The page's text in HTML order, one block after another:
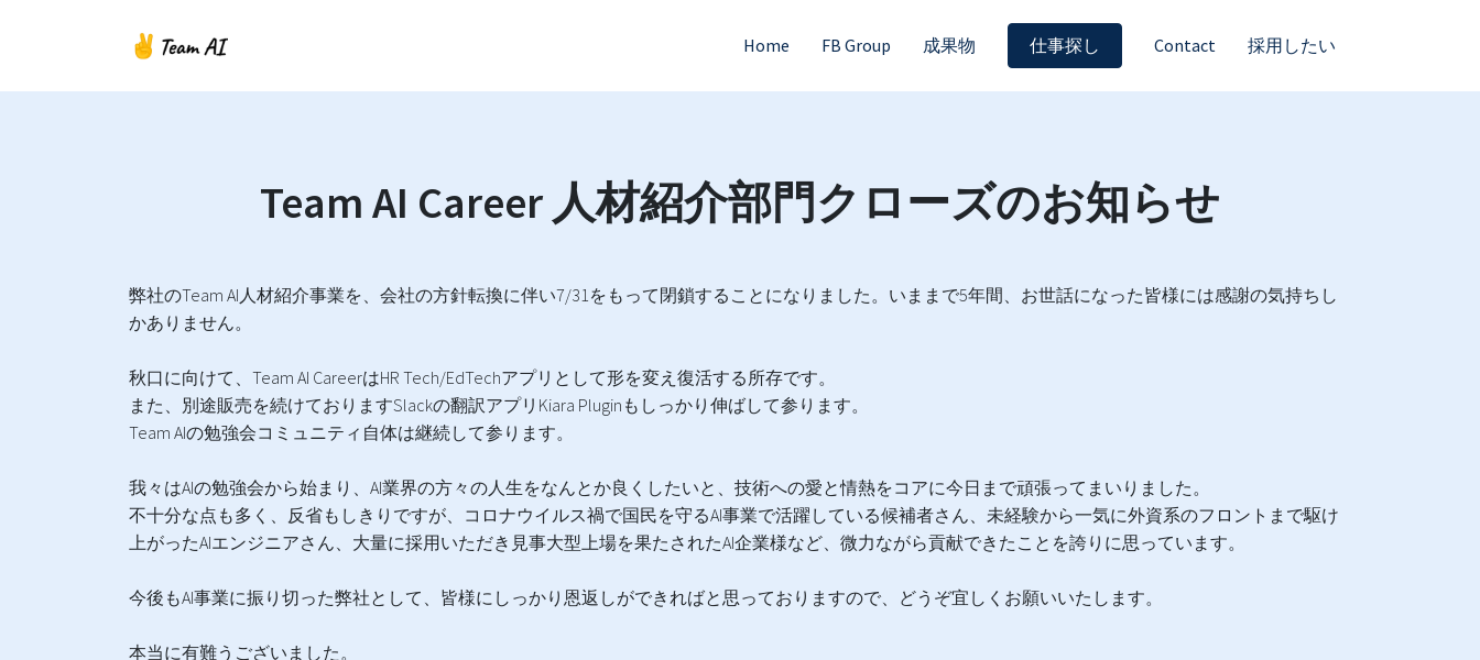
Home FB Group 成果物 仕事探し Contact 採用したい
Team AI Career 人材紹介部門クローズのお知らせ
弊社のTeam AI人材紹介事業を、会社の方針転換に伴い7/31をもって閉鎖することになりました。いままで5年間、お世話になった皆様には感謝の気持ちし
かありません。
秋口に向けて、Team AI CareerはHR Tech/EdTechアプリとして形を変え復活する所存です。
また、別途販売を続けておりますSlackの翻訳アプリKiara Pluginもしっかり伸ばして参ります。
Team AIの勉強会コミュニティ自体は継続して参ります。
我々はAIの勉強会から始まり、AI業界の方々の人生をなんとか良くしたいと、技術への愛と情熱をコアに今日まで頑張ってまいりました。
不十分な点も多く、反省もしきりですが、コロナウイルス禍で国民を守るAI事業で活躍している候補者さん、未経験から一気に外資系のフロントまで駆け
上がったAIエンジニアさん、大量に採用いただき見事大型上場を果たされたAI企業様など、微力ながら貢献できたことを誇りに思っています。
今後もAI事業に振り切った弊社として、皆様にしっかり恩返しができればと思っておりますので、どうぞ宜しくお願いいたします。
本当に有難うございました。